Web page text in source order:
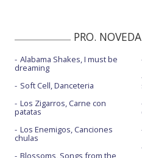
PRO.
Alabama Shakes, I must be
dreaming
Soft Cell, Danceteria
Los Zigarros, Carne con
patatas
Los Enemigos, Canciones
chulas
Blossoms, Songs from the